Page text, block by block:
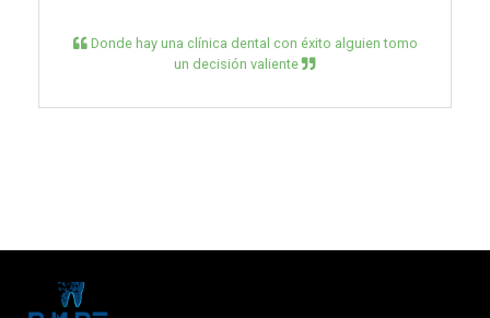
Donde hay una clínica dental con éxito alguien tomo
un decisión valiente